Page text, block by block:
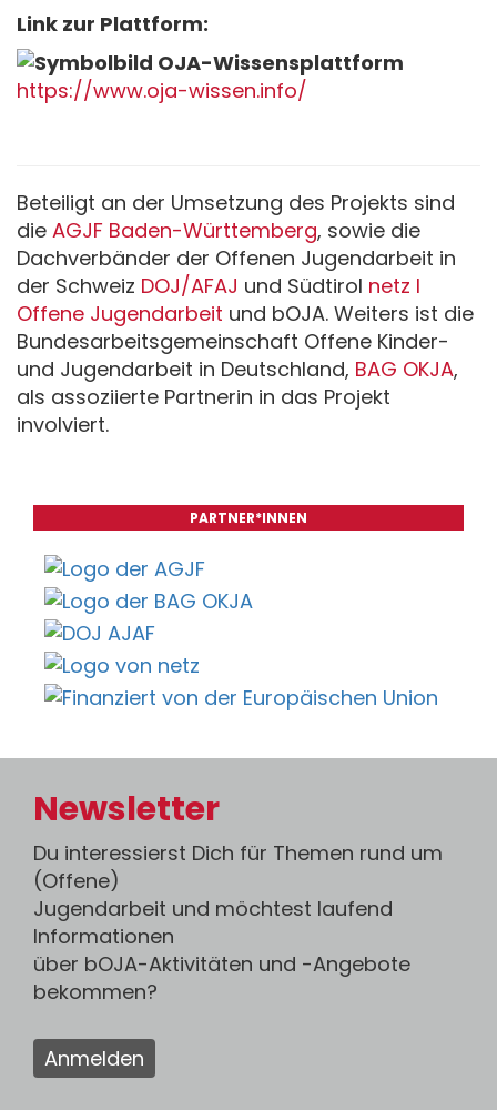
Link zur Plattform:
https://www.oja-wissen.info/
Beteiligt an der Umsetzung des Projekts sind
die AGJF Baden-Württemberg, sowie die
Dachverbänder der Offenen Jugendarbeit in
der Schweiz DOJ/AFAJ und Südtirol netz I
Offene Jugendarbeit und bOJA. Weiters ist die
Bundesarbeitsgemeinschaft Offene Kinder-
und Jugendarbeit in Deutschland, BAG OKJA,
als assoziierte Partnerin in das Projekt
involviert.
PARTNER*INNEN
Newsletter
Du interessierst Dich für Themen rund um
(Offene)
Jugendarbeit und möchtest laufend
Informationen
über bOJA-Aktivitäten und -Angebote
bekommen?
Anmelden